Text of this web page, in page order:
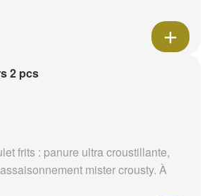
2 pcs
frits : panure ultra croustillante,
mister crousty. À